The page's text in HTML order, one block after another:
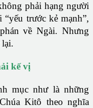
phải hạng người
trước kẻ mạnh”,
về Ngài. Nhưng
kế vị
mục như là những
Kitô theo nghĩa